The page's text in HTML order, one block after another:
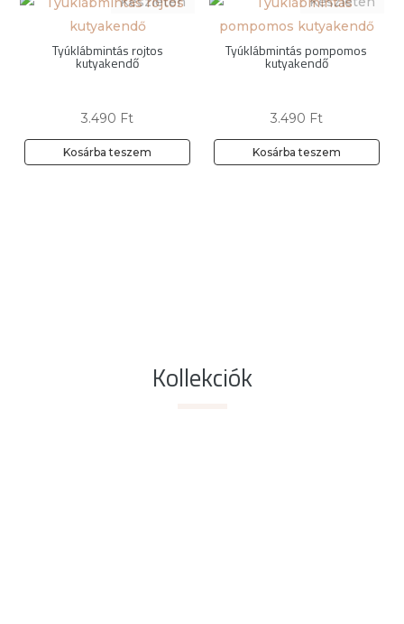
Tyúklábmintás rojtos
kutyakendő
3.490 Ft
Kosárba teszem
Tyúklábmintás pompomos
kutyakendő
3.490 Ft
Kosárba teszem
Kollekciók